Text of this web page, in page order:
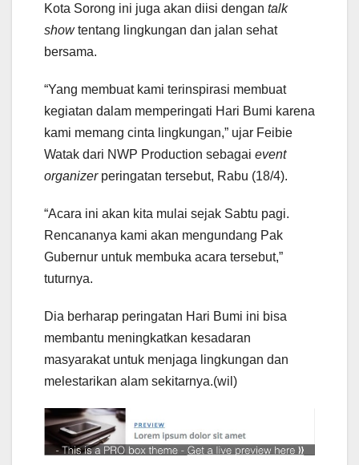
Kota Sorong ini juga akan diisi dengan talk
showtentang lingkungan dan jalan sehat
bersama.
“Yang membuat kami terinspirasi membuat
kegiatan dalam memperingati Hari Bumi karena
kami memang cinta lingkungan,” ujar Feibie
Watak dari NWP Production sebagai event
organizerperingatan tersebut, Rabu (18/4).
“Acara ini akan kita mulai sejak Sabtu pagi.
Rencananya kami akan mengundang Pak
Gubernur untuk membuka acara tersebut,”
tuturnya.
Dia berharap peringatan Hari Bumi ini bisa
membantu meningkatkan kesadaran
masyarakat untuk menjaga lingkungan dan
melestarikan alam sekitarnya.(wil)